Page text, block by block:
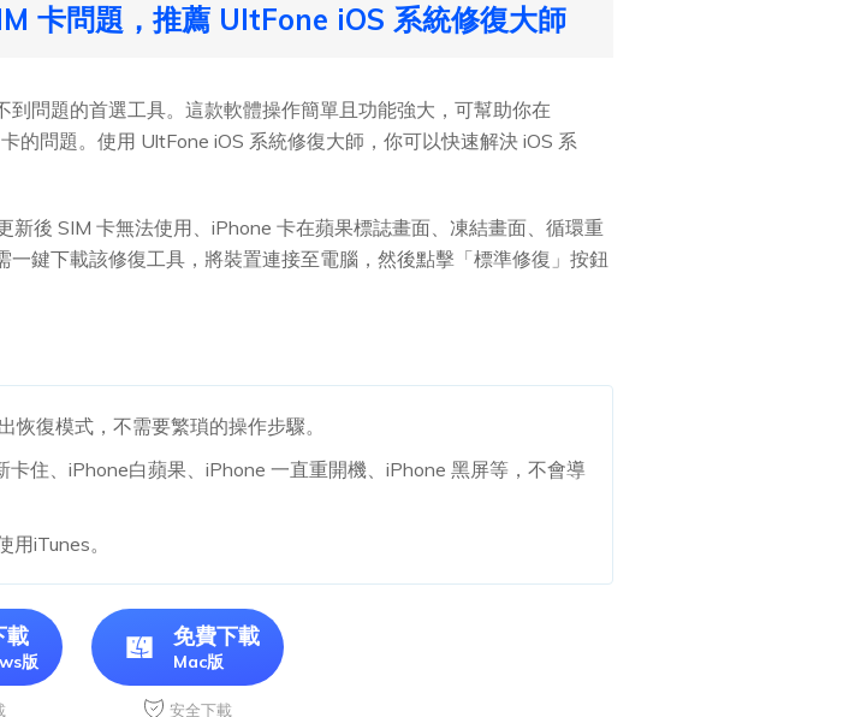
卡問題，推薦 UltFone iOS 系統修復大師
到問題的首選工具。這款軟體操作簡單且功能強大，可幫助你在
問題。使用 UltFone iOS 系統修復大師，你可以快速解決 iOS 系
新後 SIM 卡無法使用、iPhone 卡在蘋果標誌畫面、凍結畫面、循環重
鍵下載該修復工具，將裝置連接至電腦，然後點擊「標準修復」按鈕
復模式，不需要繁瑣的操作步驟。
住、iPhone白蘋果、iPhone 一直重開機、iPhone 黑屏等，不會導
用iTunes。
載
版
免費下載
Mac版
安全下載